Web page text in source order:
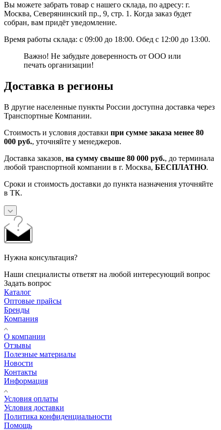
Вы можете забрать товар с нашего склада, по адресу: г.
Москва, Северянинский пр., 9, стр. 1. Когда заказ будет
собран, вам придёт уведомление.
Время работы склада: с 09:00 до 18:00. Обед с 12:00 до 13:00.
Важно! Не забудьте доверенность от ООО или
печать организации!
Доставка в регионы
В другие населенные пункты России доступна доставка через
Транспортные Компании.
Стоимость и условия доставки при сумме заказа менее 80
000 руб., уточняйте у менеджеров.
Доставка заказов, на сумму свыше 80 000 руб., до терминала
любой транспортной компании в г. Москва, БЕСПЛАТНО.
Сроки и стоимость доставки до пункта назначения уточняйте
в ТК.
Нужна консультация?
Наши специалисты ответят на любой интересующий вопрос
Задать вопрос
Каталог
Оптовые прайсы
Бренды
Компания
О компании
Отзывы
Полезные материалы
Новости
Контакты
Информация
Условия оплаты
Условия доставки
Политика конфиденциальности
Помощь